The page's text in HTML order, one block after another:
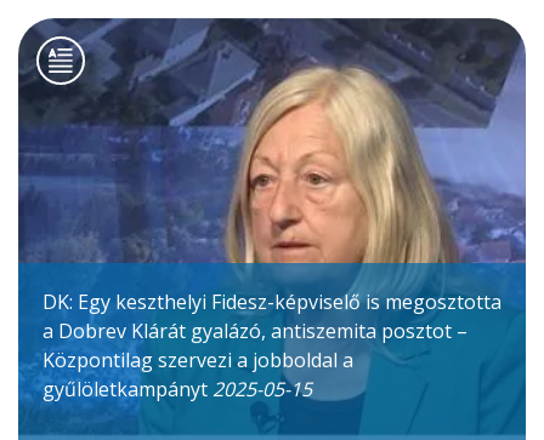
DK: Egy keszthelyi Fidesz-képviselő is megosztotta
a Dobrev Klárát gyalázó, antiszemita posztot –
Központilag szervezi a jobboldal a
gyűlöletkampányt 2025-05-15